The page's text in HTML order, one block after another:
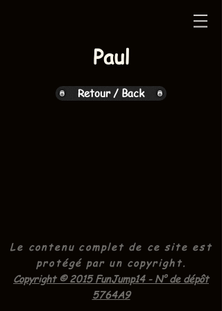
Paul
Retour / Back
Le contenu complet de ce site est
protégé par un copyright.
Copyright © 2015 FunJump14 - N° de dépôt
5764A9